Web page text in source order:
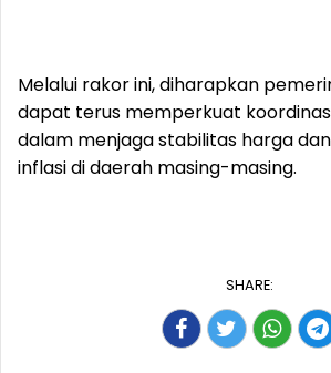
Melalui rakor ini, diharapkan
dapat terus memperkuat
dalam menjaga stabilitas harga
inflasi di daerah masing-masing.
SHARE: